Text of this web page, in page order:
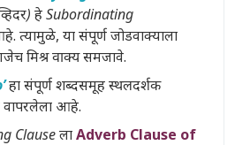
हेSubordinating
त्यामुळे, या संपूर्ण जोडवाक्याला
मिश्र वाक्यसमजावे.
हा संपूर्ण शब्दसमूहस्थलदर्शक
आहे.
ClauseलाAdverb Clause of